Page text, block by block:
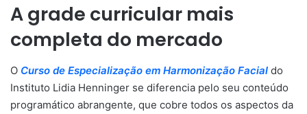
A grade curricular mais
completa do mercado
O Curso de Especialização em Harmonização Facial do
Instituto Lidia Henninger se diferencia pelo seu conteúdo
programático abrangente, que cobre todos os aspectos da